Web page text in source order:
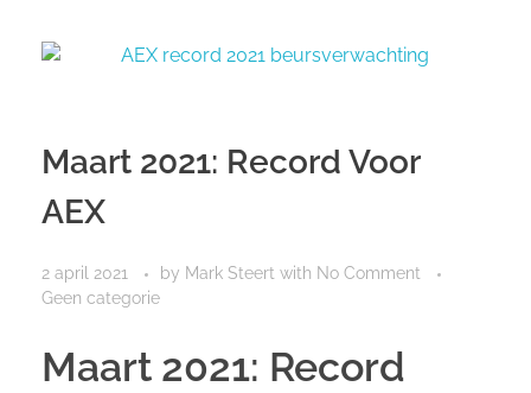
Maart 2021: Record Voor
AEX
2 april 2021 by Mark Steert with No Comment
Geen categorie
Maart 2021: Record